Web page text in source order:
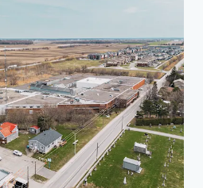
et affiliés, est un fournisseur mondial de premier
d'investissement. Nous prenons au sérieux